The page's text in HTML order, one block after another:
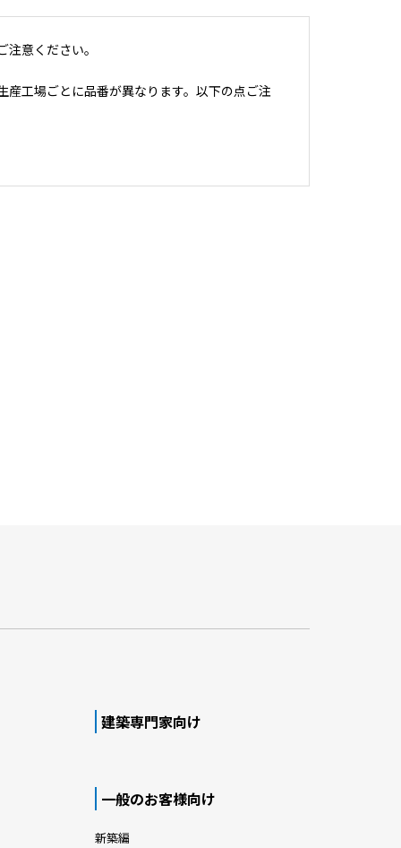
意ください。
工場ごとに品番が異なります。以下の点ご注
建築専門家向け
一般のお客様向け
新築編